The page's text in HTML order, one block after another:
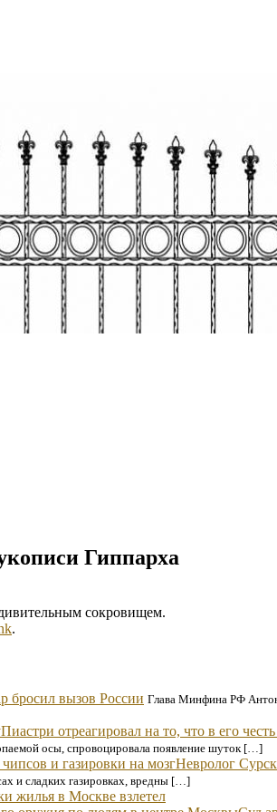
Гиппарха
сокровищем.
.
бросил вызов России Глава Минфина РФ
Пиастри отреагировал на то, что в его
осы, спровоцировала появление шуток […]
Невролог
и сладких газировках, вредны […]
жилья в Москве взлетел